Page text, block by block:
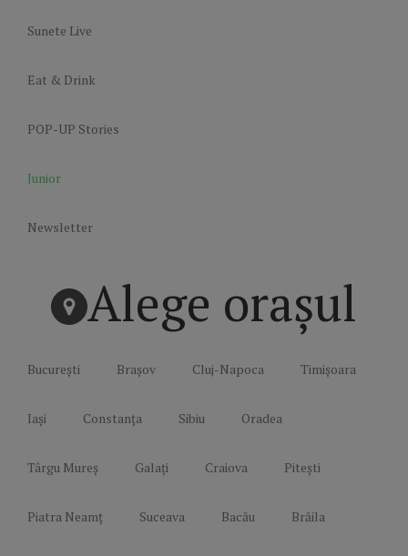
Sunete Live
Eat & Drink
POP-UP Stories
Junior
Newsletter
Alege orașul
București Brașov Cluj-Napoca Timișoara
Iași Constanța Sibiu Oradea
Târgu Mureș Galați Craiova Pitești
Piatra Neamț Suceava Bacău Brăila